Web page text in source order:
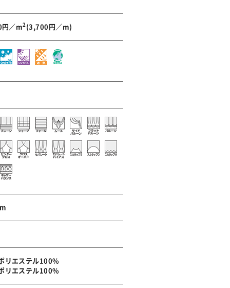
円／m2 (3,700円／m)
リエステル100%
リエステル100%